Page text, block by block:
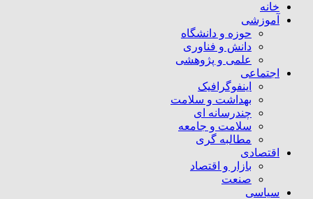
خانه
آموزشی
حوزه و دانشگاه
دانش و فناوری
علمی و پژوهشی
اجتماعی
اینفوگرافیک
بهداشت و سلامت
چندرسانه ای
سلامت و جامعه
مطالبه گری
اقتصادی
بازار و اقتصاد
صنعت
سیاسی